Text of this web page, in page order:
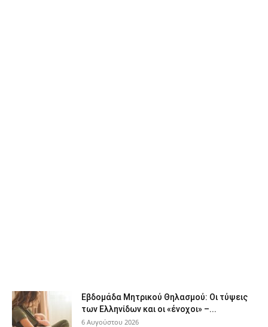
Εβδομάδα Μητρικού Θηλασμού: Οι τύψεις
των Ελληνίδων και οι «ένοχοι» –...
6 Αυγούστου 2026